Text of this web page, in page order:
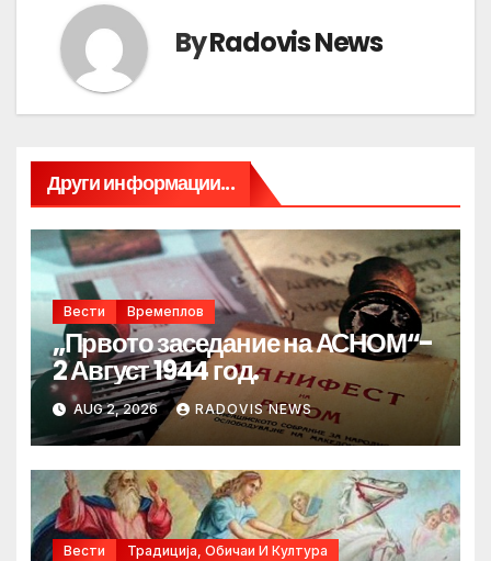
ByRadovis News
Други информации...
Вести Времеплов
„Првото заседание на АСНОМ“-
2 Август 1944 год.
AUG 2, 2026 RADOVIS NEWS
Вести Традиција, Обичаи И Култура